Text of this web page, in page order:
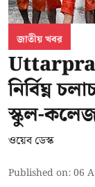
জাতীয় খবর
নির্বিঘ্ন
স্কুল-কলেজ
ওয়েব ডেস্ক
Published on:06